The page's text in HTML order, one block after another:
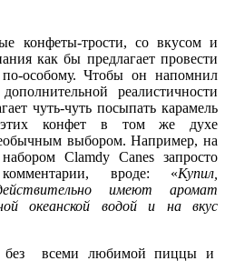
конфеты-трости, со вкусом и
как бы предлагает провести
по-особому. Чтобы он напомнил
реалистичности
чуть-чуть посыпать карамель
конфет в том же духе
выбором. Например, на
Clamdy Canes запросто
вроде: «Купил,
имеют аромат
океанской водой и на вкус
без всеми любимой пиццы и